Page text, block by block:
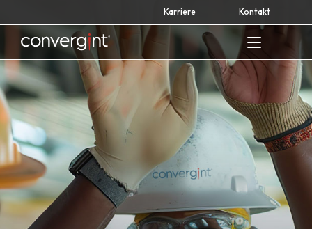
to
content
Karriere Kontakt
Home